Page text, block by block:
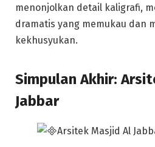
menonjolkan detail kaligrafi,
dramatis yang memukau dan
kekhusyukan.
Simpulan Akhir:
Jabbar